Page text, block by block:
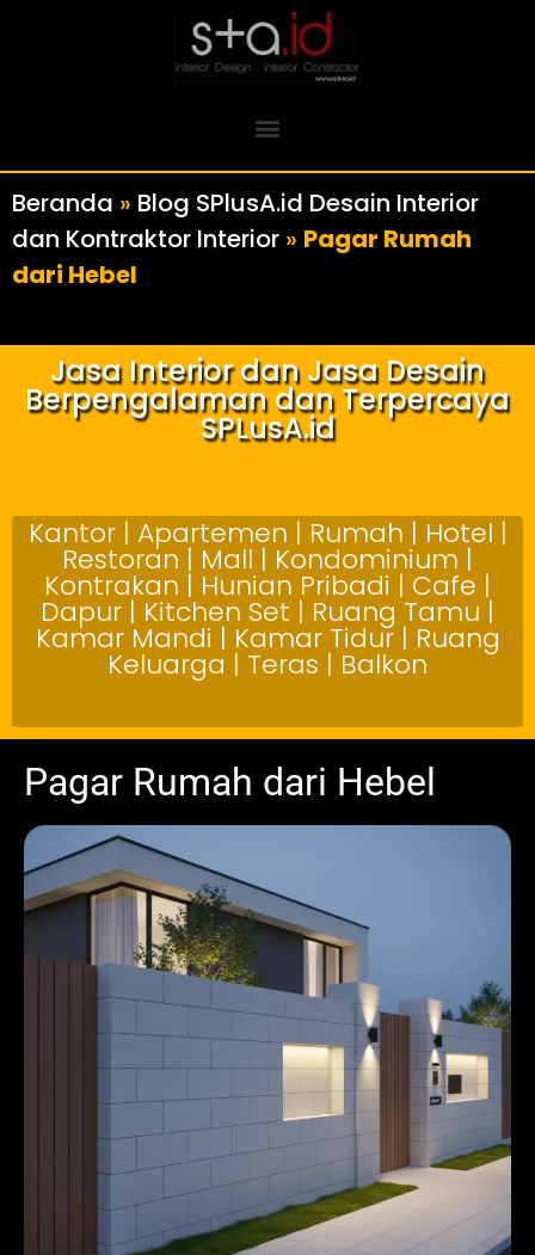
Beranda » Blog SPlusA.id Desain Interior
dan Kontraktor Interior » Pagar Rumah
dari Hebel
Jasa Interior dan Jasa Desain
Berpengalaman dan Terpercaya
SPLusA.id
Kantor | Apartemen | Rumah | Hotel |
Restoran | Mall | Kondominium |
Kontrakan | Hunian Pribadi | Cafe |
Dapur | Kitchen Set | Ruang Tamu |
Kamar Mandi | Kamar Tidur | Ruang
Keluarga | Teras | Balkon
Pagar Rumah dari Hebel